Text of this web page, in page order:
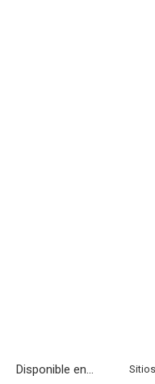
Disponible en...